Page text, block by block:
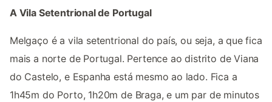
A Vila Setentrional de Portugal
Melgaço é a vila setentrional do país, ou seja, a que fica
mais a norte de Portugal. Pertence ao distrito de Viana
do Castelo, e Espanha está mesmo ao lado. Fica a
1h45m do Porto, 1h20m de Braga, e um par de minutos